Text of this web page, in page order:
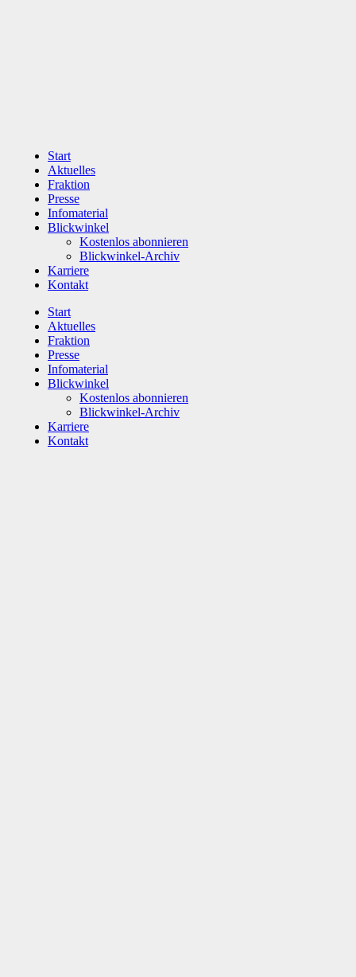
Start
Aktuelles
Fraktion
Presse
Infomaterial
Blickwinkel
Kostenlos abonnieren
Blickwinkel-Archiv
Karriere
Kontakt
Start
Aktuelles
Fraktion
Presse
Infomaterial
Blickwinkel
Kostenlos abonnieren
Blickwinkel-Archiv
Karriere
Kontakt